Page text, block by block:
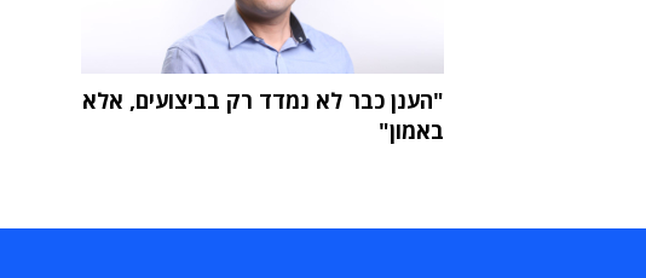
"הענן כבר לא נמדד רק בביצועים, אלא
באמון"